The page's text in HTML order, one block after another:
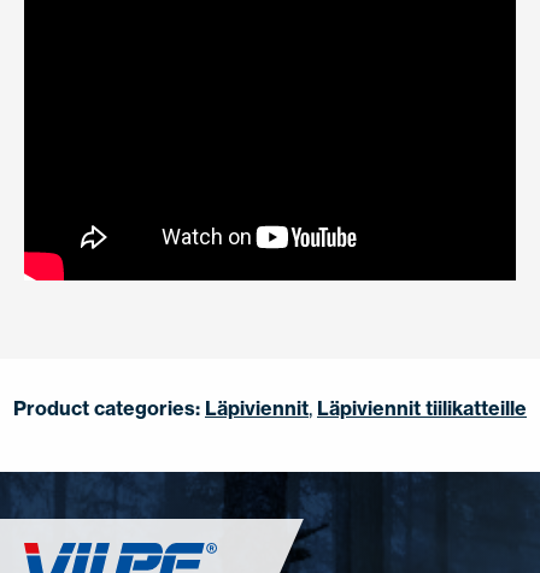
Product categories: Läpiviennit, Läpiviennit tiilikatteille